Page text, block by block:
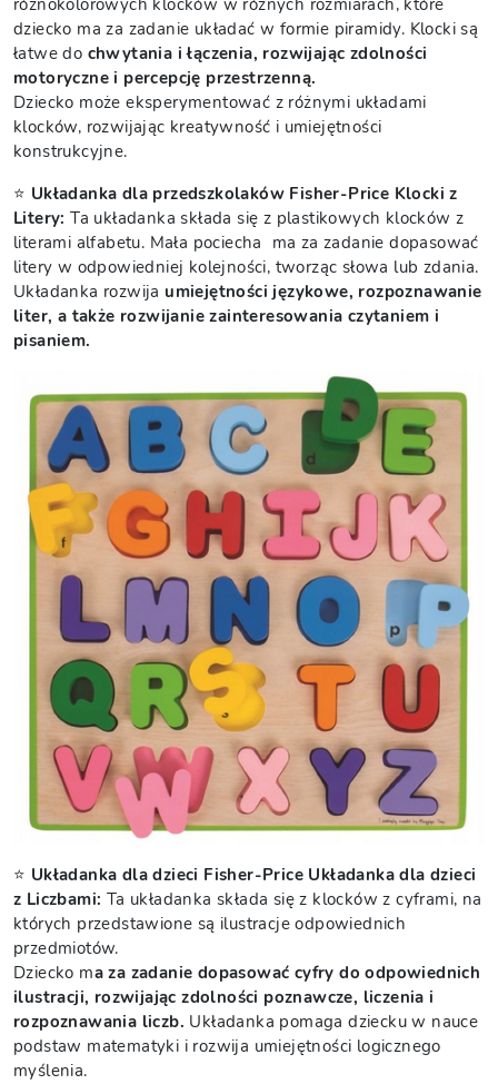
dziecko ma za zadanie układać w formie piramidy. Klocki są
łatwe do chwytania i łączenia, rozwijając zdolności
motoryczne i percepcję przestrzenną.
Dziecko może eksperymentować z różnymi układami
klocków, rozwijając kreatywność i umiejętności
konstrukcyjne.
⭐ Układanka dla przedszkolaków Fisher-Price Klocki z
Litery:Ta układanka składa się z plastikowych klocków z
literami alfabetu. Mała pociecha ma za zadanie dopasować
litery w odpowiedniej kolejności, tworząc słowa lub zdania.
Układanka rozwija umiejętności językowe, rozpoznawanie
liter, a także rozwijanie zainteresowania czytaniem i
pisaniem.
⭐ Układanka dla dzieci Fisher-Price Układanka dla dzieci
z Liczbami: Ta układanka składa się z klocków z cyframi, na
których przedstawione są ilustracje odpowiednich
przedmiotów.
Dziecko ma za zadanie dopasować cyfry do odpowiednich
ilustracji, rozwijając zdolności poznawcze, liczenia i
rozpoznawania liczb. Układanka pomaga dziecku w nauce
podstaw matematyki i rozwija umiejętności logicznego
myślenia.